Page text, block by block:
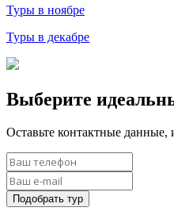
Туры в ноябре
Туры в декабре
Выберите
Оставьте контактные
Подобрать тур